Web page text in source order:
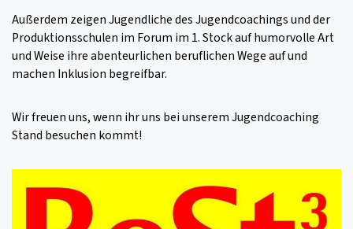
Außerdem zeigen Jugendliche des Jugendcoachings und der
Produktionsschulen im Forum im 1. Stock auf humorvolle Art
und Weise ihre abenteurlichen beruflichen Wege auf und
machen Inklusion begreifbar.
Wir freuen uns, wenn ihr uns bei unserem Jugendcoaching
Stand besuchen kommt!